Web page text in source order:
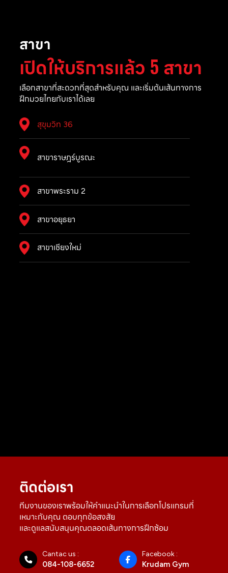
สาขา
เปิดให้บริการแล้ว 5 สาขา
เลือกสาขาที่สะดวกที่สุดสำหรับคุณ และเริ่มต้นเส้นทางการ
ฝึกมวยไทยกับเราได้เลย
สุขุมวิท 36
สาขาราษฎร์บูรณะ
สาขาพระราม 2
สาขาอยุธยา
สาขาเชียงใหม่
ติดต่อเรา
ทีมงานของเราพร้อมให้คำแนะนำในการเลือกโปรแกรมที่
เหมาะกับคุณ ตอบทุกข้อสงสัย
และดูแลสนับสนุนคุณตลอดเส้นทางการฝึกซ้อม
Cantac us :
084-108-6652
Facebook :
Krudam Gym